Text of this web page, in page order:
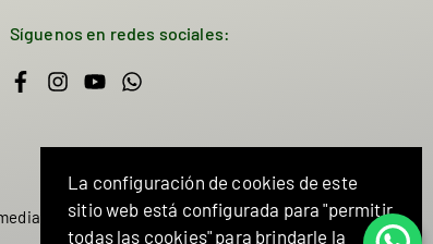
Síguenos en redes sociales:
Facebook
Instagram
YouTubeWhatsapp
La configuración de cookies de este
sitio web está configurada para "permitir
todas las cookies" para brindarle la